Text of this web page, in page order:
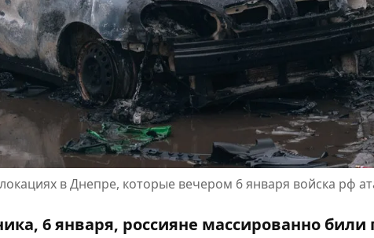
в Днепре, которые вечером 6 января войска рф
6 января, россияне массированно били